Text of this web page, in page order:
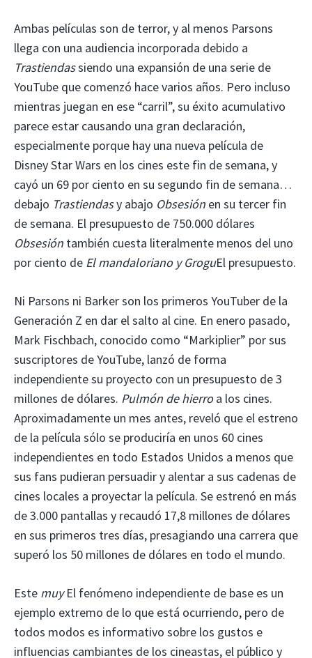
Ambas películas son de terror, y al menos Parsons
llega con una audiencia incorporada debido a
Trastiendassiendo una expansión de una serie de
YouTube que comenzó hace varios años. Pero incluso
mientras juegan en ese “carril”, su éxito acumulativo
parece estar causando una gran declaración,
especialmente porque hay una nueva película de
Disney Star Wars en los cines este fin de semana, y
cayó un 69 por ciento en su segundo fin de semana…
debajo Trastiendasy abajo Obsesión en su tercer fin
de semana. El presupuesto de 750.000 dólares
Obsesión también cuesta literalmente menos del uno
por ciento de El mandaloriano y GroguEl presupuesto.
Ni Parsons ni Barker son los primeros YouTuber de la
Generación Z en dar el salto al cine. En enero pasado,
Mark Fischbach, conocido como “Markiplier” por sus
suscriptores de YouTube, lanzó de forma
independiente su proyecto con un presupuesto de 3
millones de dólares. Pulmón de hierroa los cines.
Aproximadamente un mes antes, reveló que el estreno
de la película sólo se produciría en unos 60 cines
independientes en todo Estados Unidos a menos que
sus fans pudieran persuadir y alentar a sus cadenas de
cines locales a proyectar la película. Se estrenó en más
de 3.000 pantallas y recaudó 17,8 millones de dólares
en sus primeros tres días, presagiando una carrera que
superó los 50 millones de dólares en todo el mundo.
Este muyEl fenómeno independiente de base es un
ejemplo extremo de lo que está ocurriendo, pero de
todos modos es informativo sobre los gustos e
influencias cambiantes de los cineastas, el público y